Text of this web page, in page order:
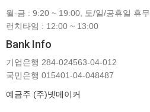
월-금 : 9:20 ~ 19:00, 토/일/공휴일 휴무
런치타임 : 12:00 ~ 13:00
Bank Info
기업은행 284-024563-04-012
국민은행 015401-04-048487
예금주 (주)넷메이커